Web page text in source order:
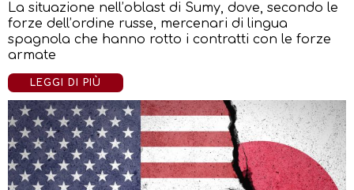
La situazione nell’oblast di Sumy, dove, secondo le
forze dell’ordine russe, mercenari di lingua
spagnola che hanno rotto i contratti con le forze
armate
LEGGI DI PIÙ